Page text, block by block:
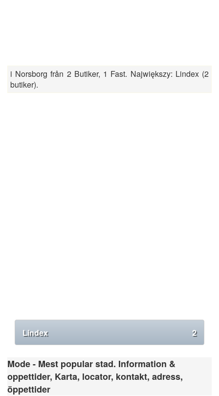
i Norsborg från 2 Butiker, 1 Fast. Największy: Lindex (2
butiker).
Lindex 2
Mode - Mest popular stad. Information &
oppettider, Karta, locator, kontakt, adress,
öppettider